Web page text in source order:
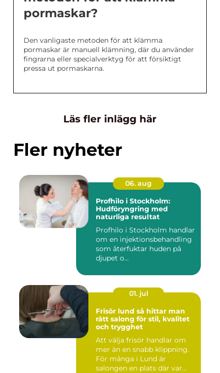
pormaskar?
Den vanligaste metoden för att klämma
pormaskar är manuell klämning, där du använder
fingrarna eller specialverktyg för att försiktigt
pressa ut pormaskarna.
Läs fler inlägg här
Fler nyheter
06. aug
Profhilo i Stockholm:
Hudföryngring med
naturliga resultat
Profhilo i Stockholm handlar
om en injektionsbehandling
som återfuktar huden på
djupet o...
01. jul
Frisör lund så hittar man
rätt salong för stil, kvalitet
och trygghet
Att välja frisör handlar om
mer än en snabb klippning.
För många i Lund är
salongen en plats där var...